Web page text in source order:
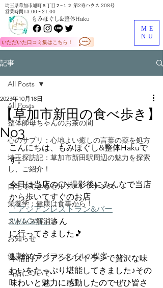
埼玉県草加市旭町６丁目２−１２ 第2寿ハウス 208号
営業時間13:00～21:00
もみほぐし&整体Haku
いただいた口コミ集はこちら！
ME
NU
記事
All Posts
整体師母ちゃんのお茶の間
心のサプリ：心地よい癒しの言葉の薬を処方
埼玉探訪記：草加市新田駅周辺の魅力を探索
し、ご紹介！
自宅でできるセルフメンテナンス
栄養学：健康は食事から！
ストレス解消法
お知らせ
健康的なライフスタイルの提案
当店について
All Posts
【草加市新田の食べ歩き】
No3
2023年10月18日
こんにちは、もみほぐし&整体Hakuで
す。
今日は当店のCN撮影後にみんなで当店
から歩いてすぐのお店
『アジアンレストラン&バー
SWAGAT』さん
に行ってきました🎵
本格的アジアンレストランで贅沢な味
わいをたっぷり堪能してきました♪その
味わいと魅力に感動したのでぜひ皆さ